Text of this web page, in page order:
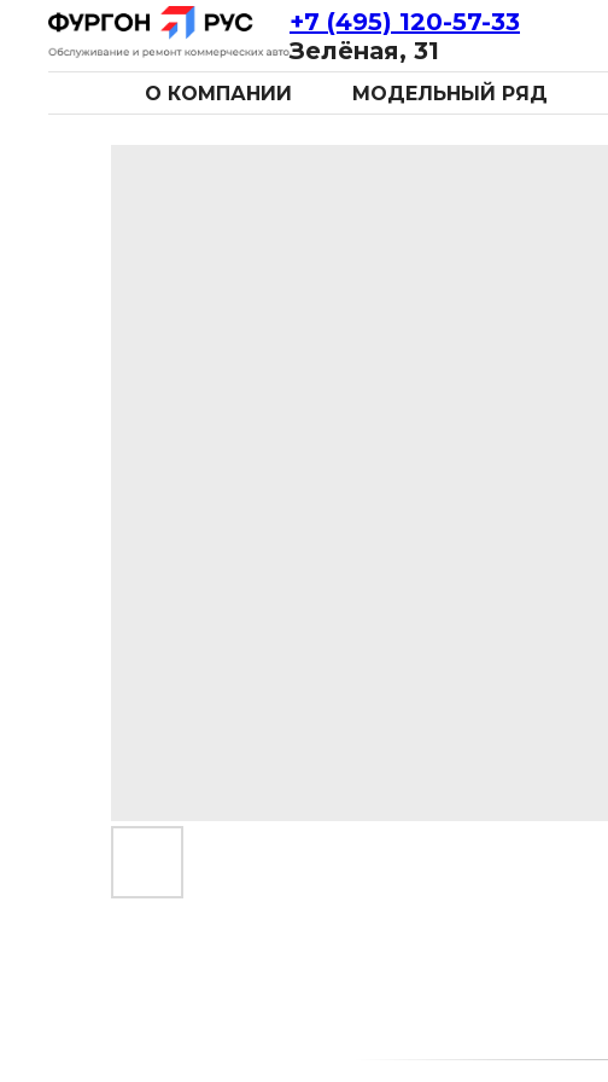
+7 (495) 120-57-33
Зелёная, 31
О КОМПАНИИ МОДЕЛЬНЫЙ РЯД